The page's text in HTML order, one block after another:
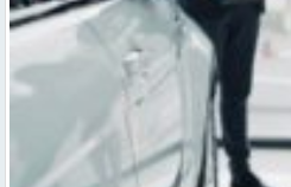
Kāpēc divus trīs gadus veci